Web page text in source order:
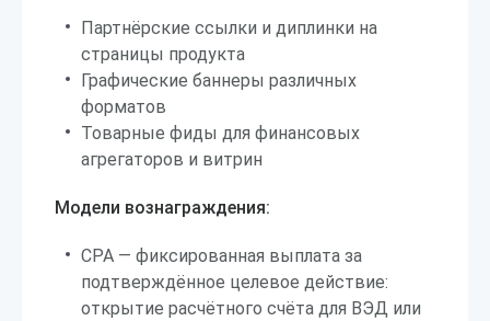
Партнёрские ссылки и диплинки на
страницы продукта
Графические баннеры различных
форматов
Товарные фиды для финансовых
агрегаторов и витрин
Модели вознаграждения:
CPA — фиксированная выплата за
подтверждённое целевое действие:
открытие расчётного счёта для ВЭД или